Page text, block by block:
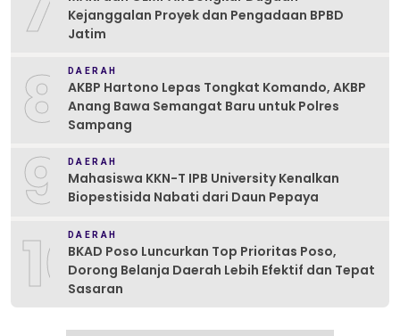
Kejanggalan Proyek dan Pengadaan BPBD
Jatim
8 DAERAH
AKBP Hartono Lepas Tongkat Komando, AKBP
Anang Bawa Semangat Baru untuk Polres
Sampang
9 DAERAH
Mahasiswa KKN-T IPB University Kenalkan
Biopestisida Nabati dari Daun Pepaya
10DAERAH
BKAD Poso Luncurkan Top Prioritas Poso,
Dorong Belanja Daerah Lebih Efektif dan Tepat
Sasaran